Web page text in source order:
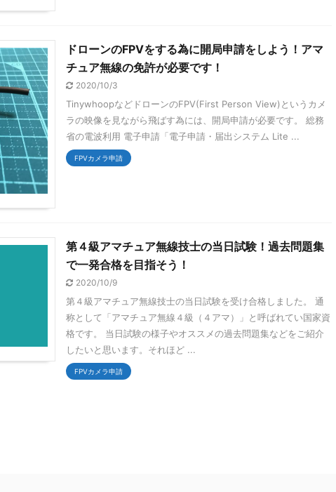
ドローンのFPVをする為に開局申請をしよう！アマ
チュア無線の免許が必要です！
2020/10/3
TinywhoopなどドローンのFPV(First Person View)というカメ
ラの映像を見ながら飛ばす為には、開局申請が必要です。 総務
省の電波利用 電子申請「電子申請・届出システム Lite ...
FPVカメラ申請
第４級アマチュア無線技士の当日試験！過去問題集
で一発合格を目指そう！
2020/10/9
第４級アマチュア無線技士の当日試験を受け合格しました。 通
称として「アマチュア無線４級（４アマ）」と呼ばれてい国家資
格です。 当日試験の様子やオススメの過去問題集などをご紹介
したいと思います。それほど ...
FPVカメラ申請